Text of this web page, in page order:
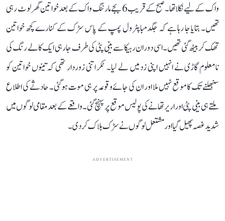
واک کے لیے نکلا تھا۔ صبح کے قریب 6 بجے مارننگ واک کے بعد خواتین گھر لوٹ رہی
تھیں۔ بتایا جا رہا ہے کہ جگدمبا پٹرول پمپ کے پاس سڑک کے کنارے کچھ خواتین
تھک کر بیٹھ گئی تھیں۔ اسی دوران رہیکا سے بینی پٹی کی طرف جا رہی ایک کالے رنگ کی
نامعلوم گاڑی نے انہیں اپنی زد میں لے لیا۔ ٹکر اتنی زوردار تھی کہ تینوں خواتین کو
سنبھلنے تک کا موقع نہیں ملا اور ان کی جائے وقوعہ پر ہی موت ہو گئی۔ حادثے کی اطلاع
ملتے ہی بینی پٹی اور اریر تھانے کی پولیس موقع پر پہنچ گئی۔ واقعے کے بعد مقامی لوگوں میں
شدید غصہ پھیل گیا اور مشتعل لوگوں نے سڑک بلاک کر دی۔
ADVERTISEMENT